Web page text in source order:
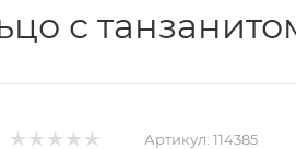
с
Артикул: 114385